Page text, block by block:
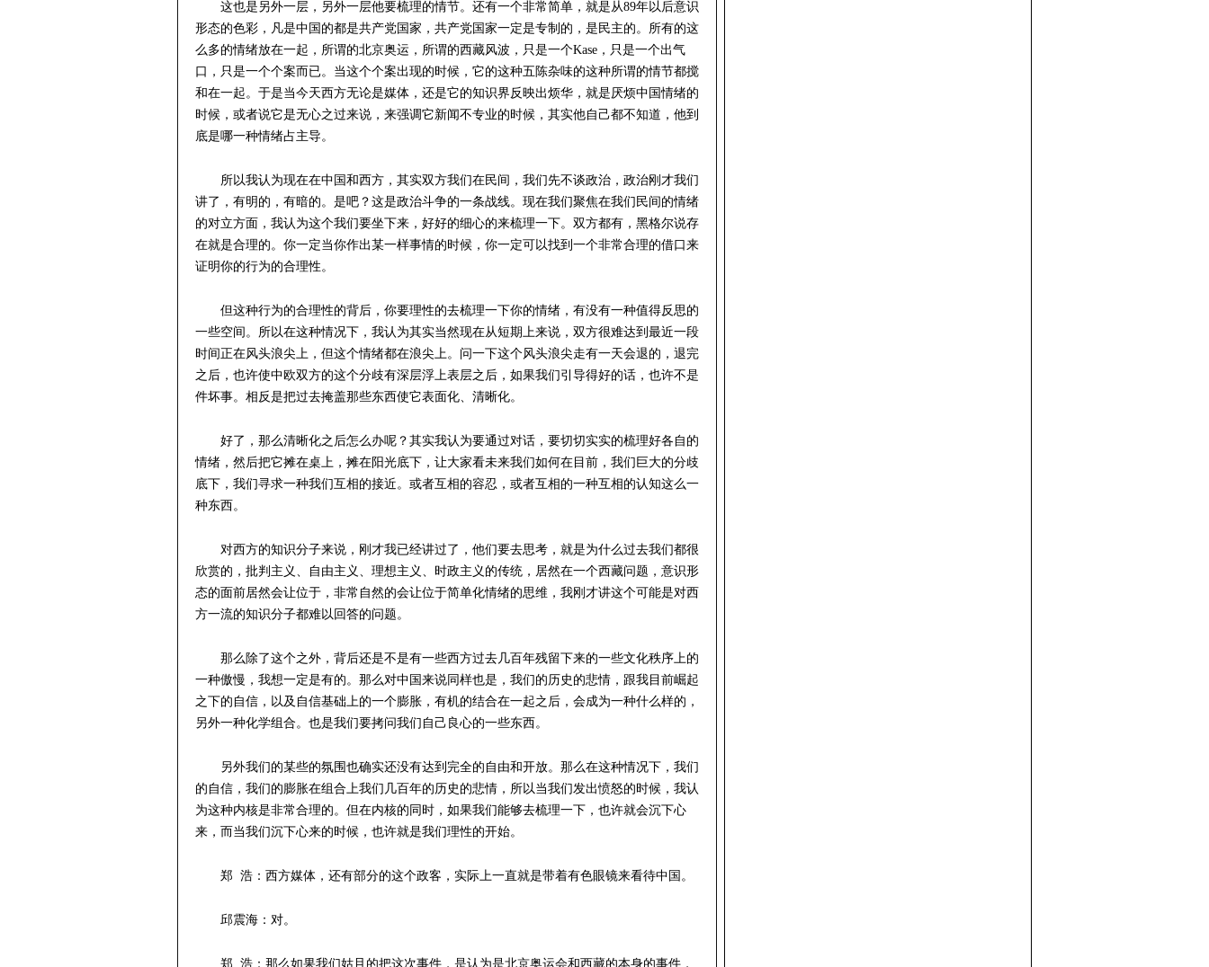
这也是另外一层，另外一层他要梳理的情节。还有一个非常简单，就是从89年以后意识
形态的色彩，凡是中国的都是共产党国家，共产党国家一定是专制的，是民主的。所有的这
么多的情绪放在一起，所谓的北京奥运，所谓的西藏风波，只是一个Kase，只是一个出气
口，只是一个个案而已。当这个个案出现的时候，它的这种五陈杂味的这种所谓的情节都搅
和在一起。于是当今天西方无论是媒体，还是它的知识界反映出烦华，就是厌烦中国情绪的
时候，或者说它是无心之过来说，来强调它新闻不专业的时候，其实他自己都不知道，他到
底是哪一种情绪占主导。
所以我认为现在在中国和西方，其实双方我们在民间，我们先不谈政治，政治刚才我们
讲了，有明的，有暗的。是吧？这是政治斗争的一条战线。现在我们聚焦在我们民间的情绪
的对立方面，我认为这个我们要坐下来，好好的细心的来梳理一下。双方都有，黑格尔说存
在就是合理的。你一定当你作出某一样事情的时候，你一定可以找到一个非常合理的借口来
证明你的行为的合理性。
但这种行为的合理性的背后，你要理性的去梳理一下你的情绪，有没有一种值得反思的
一些空间。所以在这种情况下，我认为其实当然现在从短期上来说，双方很难达到最近一段
时间正在风头浪尖上，但这个情绪都在浪尖上。问一下这个风头浪尖走有一天会退的，退完
之后，也许使中欧双方的这个分歧有深层浮上表层之后，如果我们引导得好的话，也许不是
件坏事。相反是把过去掩盖那些东西使它表面化、清晰化。
好了，那么清晰化之后怎么办呢？其实我认为要通过对话，要切切实实的梳理好各自的
情绪，然后把它摊在桌上，摊在阳光底下，让大家看未来我们如何在目前，我们巨大的分歧
底下，我们寻求一种我们互相的接近。或者互相的容忍，或者互相的一种互相的认知这么一
种东西。
对西方的知识分子来说，刚才我已经讲过了，他们要去思考，就是为什么过去我们都很
欣赏的，批判主义、自由主义、理想主义、时政主义的传统，居然在一个西藏问题，意识形
态的面前居然会让位于，非常自然的会让位于简单化情绪的思维，我刚才讲这个可能是对西
方一流的知识分子都难以回答的问题。
那么除了这个之外，背后还是不是有一些西方过去几百年残留下来的一些文化秩序上的
一种傲慢，我想一定是有的。那么对中国来说同样也是，我们的历史的悲情，跟我目前崛起
之下的自信，以及自信基础上的一个膨胀，有机的结合在一起之后，会成为一种什么样的，
另外一种化学组合。也是我们要拷问我们自己良心的一些东西。
另外我们的某些的氛围也确实还没有达到完全的自由和开放。那么在这种情况下，我们
的自信，我们的膨胀在组合上我们几百年的历史的悲情，所以当我们发出愤怒的时候，我认
为这种内核是非常合理的。但在内核的同时，如果我们能够去梳理一下，也许就会沉下心
来，而当我们沉下心来的时候，也许就是我们理性的开始。
郑 浩：西方媒体，还有部分的这个政客，实际上一直就是带着有色眼镜来看待中国。
邱震海：对。
郑 浩：那么如果我们姑且的把这次事件，是认为是北京奥运会和西藏的本身的事件，